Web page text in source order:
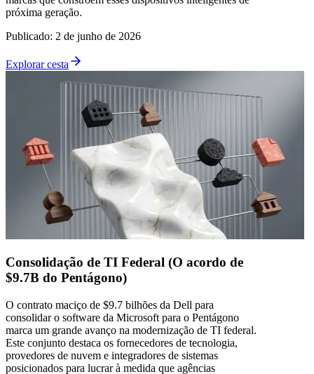
próxima geração.
Publicado: 2 de junho de 2026
Explorar cesta
Consolidação de TI Federal (O acordo de
$9.7B do Pentágono)
O contrato maciço de $9.7 bilhões da Dell para
consolidar o software da Microsoft para o Pentágono
marca um grande avanço na modernização de TI federal.
Este conjunto destaca os fornecedores de tecnologia,
provedores de nuvem e integradores de sistemas
posicionados para lucrar à medida que agências